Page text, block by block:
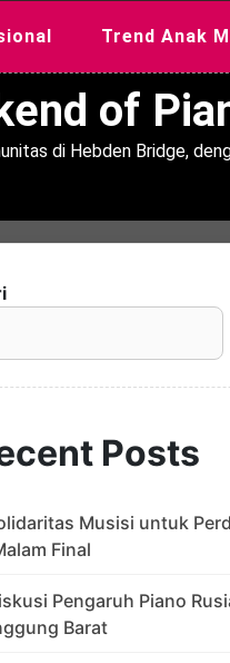
Trend Anak
of
di Hebden Bridge,
Posts
Musisi untuk
Final
Pengaruh Piano
Barat